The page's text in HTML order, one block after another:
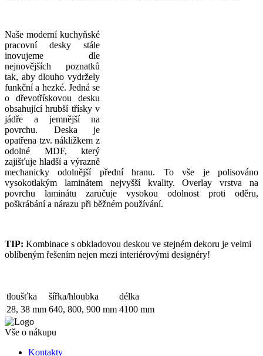
Naše moderní kuchyňské
pracovní desky stále
inovujeme dle
nejnovějších poznatků
tak, aby dlouho vydržely
funkční a hezké. Jedná se
o dřevotřískovou desku
obsahující hrubší třísky v
jádře a jemnější na
povrchu. Deska je
opatřena tzv. nákližkem z
odolné MDF, který
zajišťuje hladší a výrazně
mechanicky odolnější přední hranu. To vše je polisováno
vysokotlakým laminátem nejvyšší kvality. Overlay vrstva na
povrchu laminátu zaručuje vysokou odolnost proti oděru,
poškrábání a nárazu při běžném používání.
TIP: Kombinace s obkladovou deskou ve stejném dekoru je velmi
oblíbeným řešením nejen mezi interiérovými designéry!
tloušťka šířka/hloubka
délka
28, 38 mm 640, 800, 900 mm 4100 mm
Vše o nákupu
Kontakty